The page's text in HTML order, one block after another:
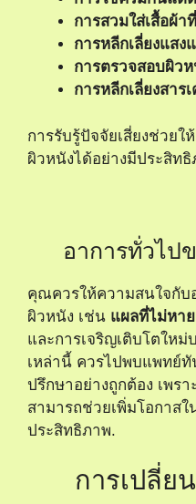
การสวมใส่เสื้อผ้า
การหลีกเลี่ยงแสง
การตรวจสอบผิว
การหลีกเลี่ยงสาร
การรับรู้ปัจจัยเสี่ยงช่วยใ
ผิวหนังได้อย่างมีประสิทธิ
อาการทั่วไป
คุณควรให้ความสนใจกับ
ผิวหนัง เช่น แผลที่ไม่หาย
และการเจริญเติบโตให
เหล่านี้ ควรไปพบแพทย์
ปรึกษาอย่างถูกต้อง เพร
สามารถช่วยเพิ่มโอกาสใ
ประสิทธิภาพ.
การเปลี่ย